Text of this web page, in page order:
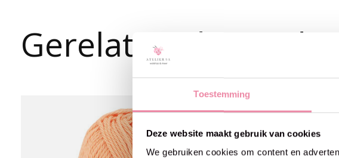
Toestemming
Deze website maakt gebruik van cookies
We gebruiken cookies om content en
Gerelateerde